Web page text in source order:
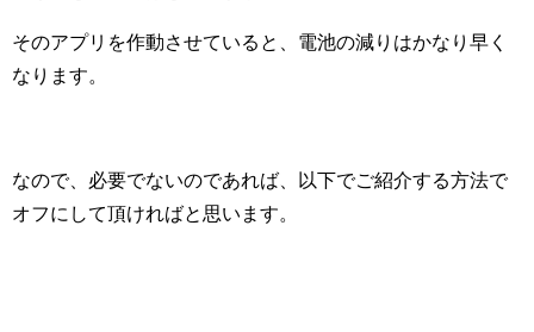
そのアプリを作動させていると、電池の減りはかなり早く
なります。
なので、必要でないのであれば、以下でご紹介する方法で
オフにして頂ければと思います。